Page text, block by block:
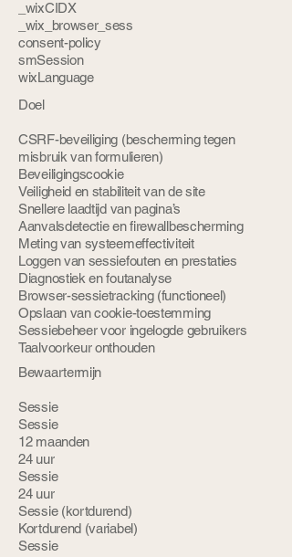
_wixCIDX
_wix_browser_sess
consent-policy
smSession
wixLanguage
Doel
CSRF-beveiliging (bescherming tegen
misbruik van formulieren)
Beveiligingscookie
Veiligheid en stabiliteit van de site
Snellere laadtijd van pagina’s
Aanvalsdetectie en firewallbescherming
Meting van systeemeffectiviteit
Loggen van sessiefouten en prestaties
Diagnostiek en foutanalyse
Browser-sessietracking (functioneel)
Opslaan van cookie-toestemming
Sessiebeheer voor ingelogde gebruikers
Taalvoorkeur onthouden
Bewaartermijn
Sessie
Sessie
12 maanden
24 uur
Sessie
24 uur
Sessie (kortdurend)
Kortdurend (variabel)
Sessie